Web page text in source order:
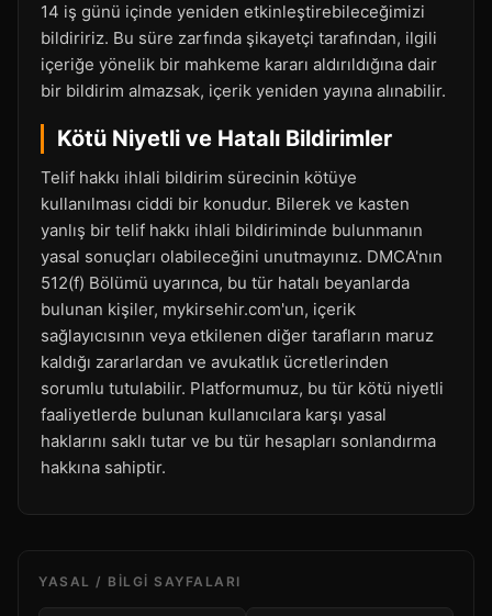
14 iş günü içinde yeniden etkinleştirebileceğimizi
bildiririz. Bu süre zarfında şikayetçi tarafından, ilgili
içeriğe yönelik bir mahkeme kararı aldırıldığına dair
bir bildirim almazsak, içerik yeniden yayına alınabilir.
Kötü Niyetli ve Hatalı Bildirimler
Telif hakkı ihlali bildirim sürecinin kötüye
kullanılması ciddi bir konudur. Bilerek ve kasten
yanlış bir telif hakkı ihlali bildiriminde bulunmanın
yasal sonuçları olabileceğini unutmayınız. DMCA'nın
512(f) Bölümü uyarınca, bu tür hatalı beyanlarda
bulunan kişiler, mykirsehir.com'un, içerik
sağlayıcısının veya etkilenen diğer tarafların maruz
kaldığı zararlardan ve avukatlık ücretlerinden
sorumlu tutulabilir. Platformumuz, bu tür kötü niyetli
faaliyetlerde bulunan kullanıcılara karşı yasal
haklarını saklı tutar ve bu tür hesapları sonlandırma
hakkına sahiptir.
YASAL / BILGI SAYFALARI